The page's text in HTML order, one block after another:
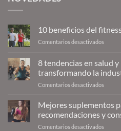
10 beneficios del
Comentarios desactivados
del
fitness
salud
8 tendencias en salud
transformando la
Comentarios desactivados
salud
Mejores suplementos
recomendaciones y
Comentarios desactivados